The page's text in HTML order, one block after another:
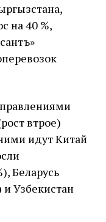
на 40 %,
втрое)
идут Китай
Беларусь
и Узбекистан